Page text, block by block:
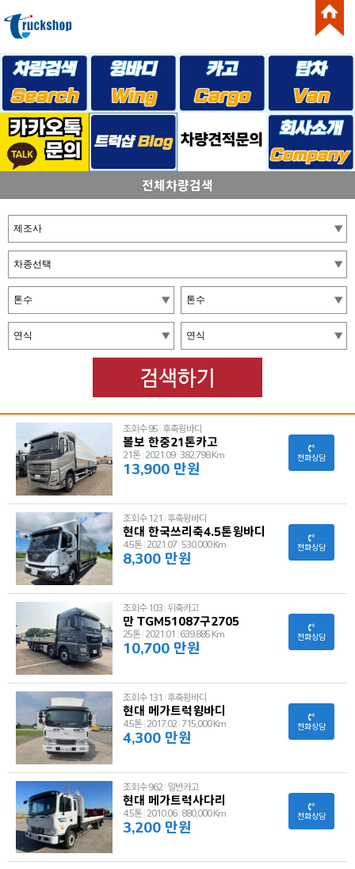
전체차량검색
조회수 95 후축윙바디
볼보 한중21톤카고
21톤 2021.09 382,798 Km
13,900 만원
전화상담
조회수 121 후축윙바디
현대 한국쓰리축4.5톤윙바디
4.5톤 2021.07 530,000 Km
8,300 만원
전화상담
조회수 103 뒤축카고
만 TGM51087구2705
25톤 2021.01 639,885 Km
10,700 만원
전화상담
조회수 131 후축윙바디
현대 메가트럭윙바디
4.5톤 2017.02 715,000 Km
4,300 만원
전화상담
조회수 962 일반카고
현대 메가트럭사다리
4.5톤 2010.06 880,000 Km
3,200 만원
전화상담